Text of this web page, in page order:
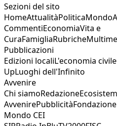
Sezioni del sito
HomeAttualitàPoliticaMondo
CommentiEconomiaVita e
CuraFamigliaRubriche
Pubblicazioni
Edizioni localiL'economia civile
UpLuoghi dell'Infinito
Avvenire
Chi siamoRedazione
AvvenirePubblicità
Mondo CEI